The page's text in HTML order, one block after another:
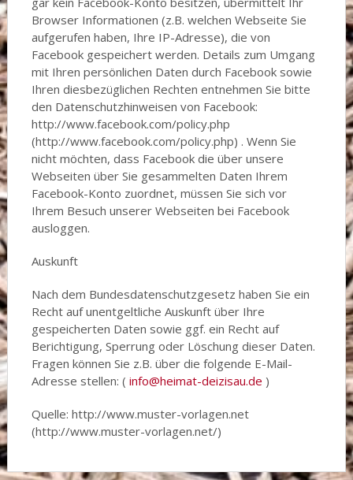
Browser Informationen (z.B. welchen Webseite Sie
aufgerufen haben, Ihre IP-Adresse), die von
Facebook gespeichert werden. Details zum Umgang
mit Ihren persönlichen Daten durch Facebook sowie
Ihren diesbezüglichen Rechten entnehmen Sie bitte
den Datenschutzhinweisen von Facebook:
http://www.facebook.com/policy.php
(http://www.facebook.com/policy.php) . Wenn Sie
nicht möchten, dass Facebook die über unsere
Webseiten über Sie gesammelten Daten Ihrem
Facebook-Konto zuordnet, müssen Sie sich vor
Ihrem Besuch unserer Webseiten bei Facebook
ausloggen.
Auskunft
Nach dem Bundesdatenschutzgesetz haben Sie ein
Recht auf unentgeltliche Auskunft über Ihre
gespeicherten Daten sowie ggf. ein Recht auf
Berichtigung, Sperrung oder Löschung dieser Daten.
Fragen können Sie z.B. über die folgende E-Mail-
Adresse stellen: ( info@heimat-deizisau.de )
Quelle: http://www.muster-vorlagen.net
(http://www.muster-vorlagen.net/)